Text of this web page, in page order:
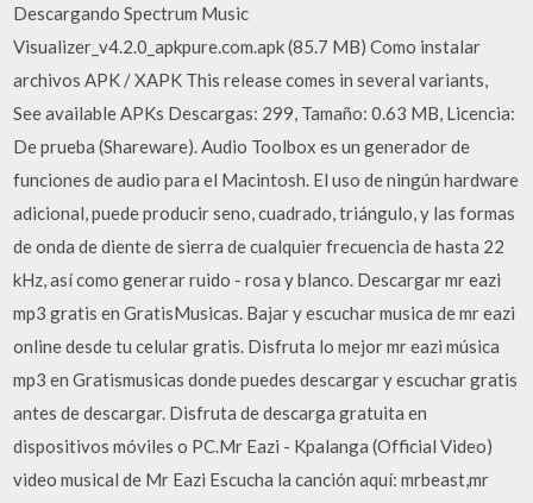
Descargando Spectrum Music
Visualizer_v4.2.0_apkpure.com.apk (85.7 MB) Como instalar
archivos APK / XAPK This release comes in several variants,
See available APKs Descargas: 299, Tamaño: 0.63 MB, Licencia:
De prueba (Shareware). Audio Toolbox es un generador de
funciones de audio para el Macintosh. El uso de ningún hardware
adicional, puede producir seno, cuadrado, triángulo, y las formas
de onda de diente de sierra de cualquier frecuencia de hasta 22
kHz, así como generar ruido - rosa y blanco. Descargar mr eazi
mp3 gratis en GratisMusicas. Bajar y escuchar musica de mr eazi
online desde tu celular gratis. Disfruta lo mejor mr eazi música
mp3 en Gratismusicas donde puedes descargar y escuchar gratis
antes de descargar. Disfruta de descarga gratuita en
dispositivos móviles o PC.Mr Eazi - Kpalanga (Official Video)
video musical de Mr Eazi Escucha la canción aquí: mrbeast,mr